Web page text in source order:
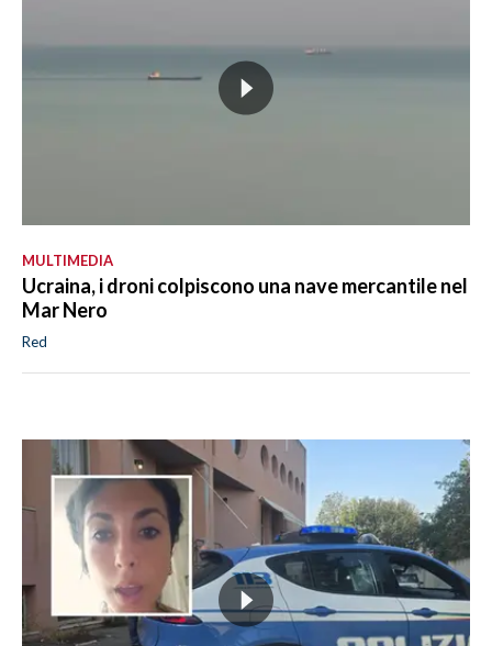
MULTIMEDIA
Ucraina, i droni colpiscono una nave mercantile nel
Mar Nero
Red